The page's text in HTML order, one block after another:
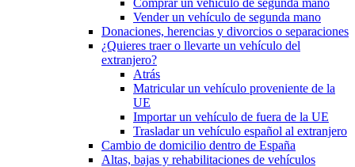
Comprar un vehículo de segunda mano
Vender un vehículo de segunda mano
Donaciones, herencias y divorcios o separaciones
¿Quieres traer o llevarte un vehículo del
extranjero?
Atrás
Matricular un vehículo proveniente de la
UE
Importar un vehículo de fuera de la UE
Trasladar un vehículo español al extranjero
Cambio de domicilio dentro de España
Altas, bajas y rehabilitaciones de vehículos